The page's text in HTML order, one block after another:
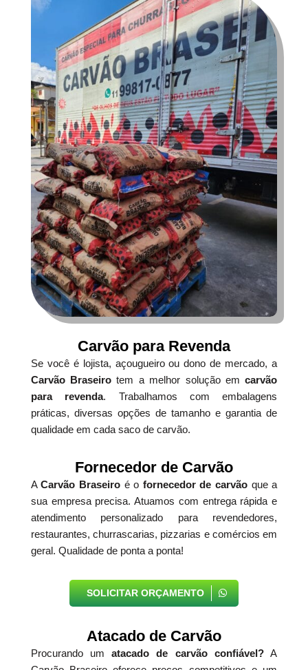
Carvão para Revenda
Se você é lojista, açougueiro ou dono de mercado, a
Carvão Braseiro tem a melhor solução emcarvão
para revenda. Trabalhamos com embalagens
práticas, diversas opções de tamanho e garantia de
qualidade em cada saco de carvão.
Fornecedor de Carvão
ACarvão Braseiro é o fornecedor de carvão que a
sua empresa precisa. Atuamos com entrega rápida e
atendimento personalizado para revendedores,
restaurantes, churrascarias, pizzarias e comércios em
geral. Qualidade de ponta a ponta!
SOLICITAR ORÇAMENTO
Atacado de Carvão
Procurando umatacado de carvão confiável?A